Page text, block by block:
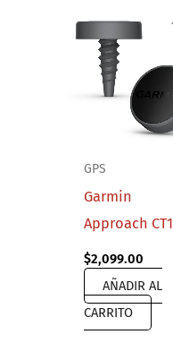
GPS
Garmin
Approach CT1
$2,099.00
AÑADIR AL
CARRITO